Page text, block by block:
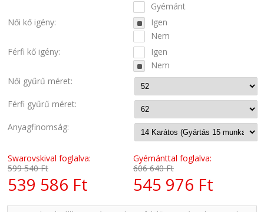
Gyémánt
Női kő igény:
Igen
Nem
Férfi kő igény:
Igen
Nem
Női gyűrű méret:
Férfi gyűrű méret:
Anyagfinomság:
Swarovskival foglalva:
599 540 Ft
539 586 Ft
Gyémánttal foglalva:
606 640 Ft
545 976 Ft